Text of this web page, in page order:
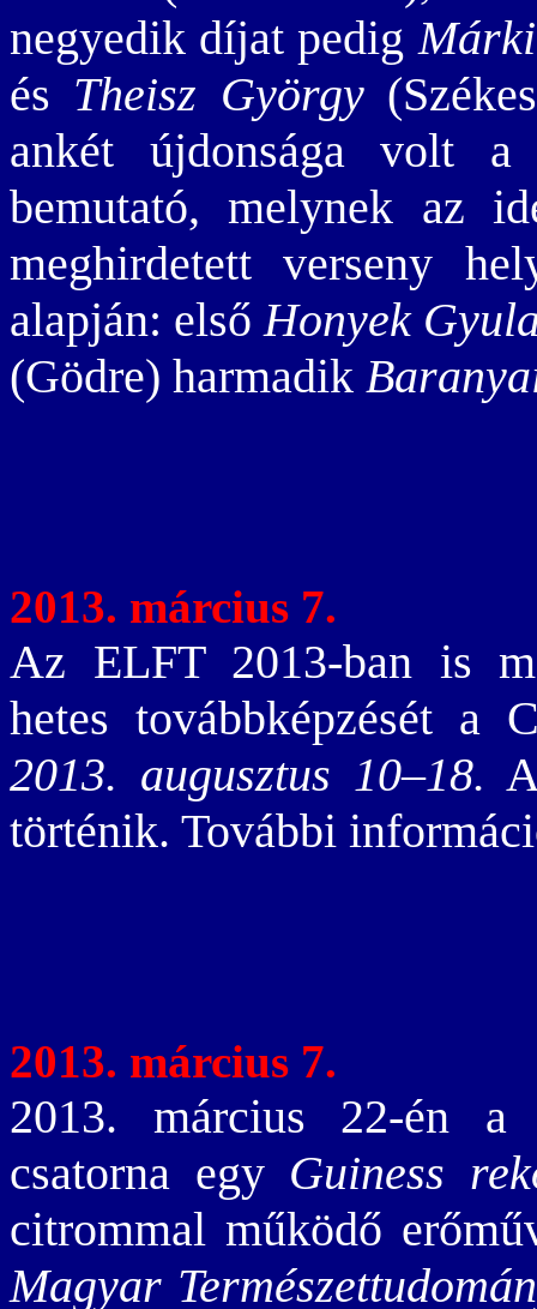
negyedik díjat pedig
és Theisz György
ankét újdonsága volt
bemutató, melynek az
meghirdetett verseny
alapján: elsőHonyek
(Gödre) harmadik
2013. március 7.
Az ELFT 2013-ban is
hetes továbbképzését a
2013. augusztus 10–18.
történik. További
2013. március 7.
2013. március 22-én
csatorna egy Guiness
citrommal működő
Magyar